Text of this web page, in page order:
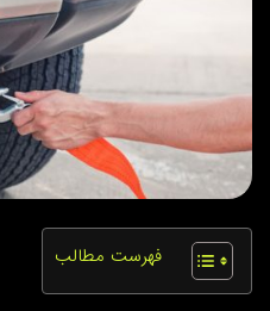
فهرست مطالب